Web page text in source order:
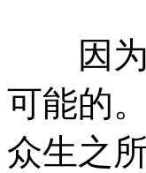
因为
可能的
众生之